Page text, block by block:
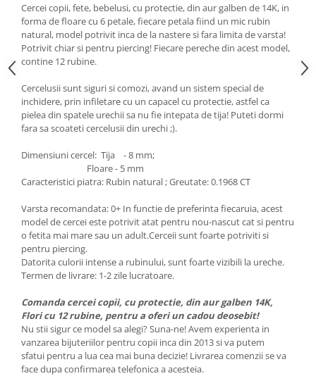
Cercei copii, fete, bebelusi, cu protectie, din aur galben de 14K, in
forma de floare cu 6 petale, fiecare petala fiind un mic rubin
natural, model potrivit inca de la nastere si fara limita de varsta!
Potrivit chiar si pentru piercing! Fiecare pereche din acest model,
contine 12 rubine.
Cercelusii sunt siguri si comozi, avand un sistem special de
inchidere, prin infiletare cu un capacel cu protectie, astfel ca
pielea din spatele urechii sa nu fie intepata de tija! Puteti dormi
fara sa scoateti cercelusii din urechi ;).
Dimensiuni cercel: Tija - 8 mm;
Floare - 5 mm
Caracteristici piatra: Rubin natural ; Greutate: 0.1968 CT
Varsta recomandata: 0+ In functie de preferinta fiecaruia, acest
model de cercei este potrivit atat pentru nou-nascut cat si pentru
o fetita mai mare sau un adult.Cerceii sunt foarte potriviti si
pentru piercing.
Datorita culorii intense a rubinului, sunt foarte vizibili la ureche.
Termen de livrare: 1-2 zile lucratoare.
Comanda cercei copii, cu protectie, din aur galben 14K,
Flori cu 12 rubine, pentru a oferi un cadou deosebit!
Nu stii sigur ce model sa alegi? Suna-ne! Avem experienta in
vanzarea bijuteriilor pentru copii inca din 2013 si va putem
sfatui pentru a lua cea mai buna decizie! Livrarea comenzii se va
face dupa confirmarea telefonica a acesteia.